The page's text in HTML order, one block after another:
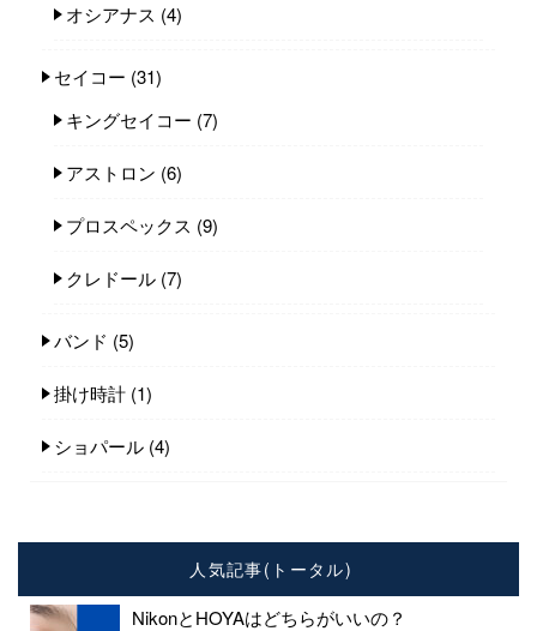
オシアナス (4)
セイコー (31)
キングセイコー (7)
アストロン (6)
プロスペックス (9)
クレドール (7)
バンド (5)
掛け時計 (1)
ショパール (4)
人気記事(トータル)
NikonとHOYAはどちらがいいの？